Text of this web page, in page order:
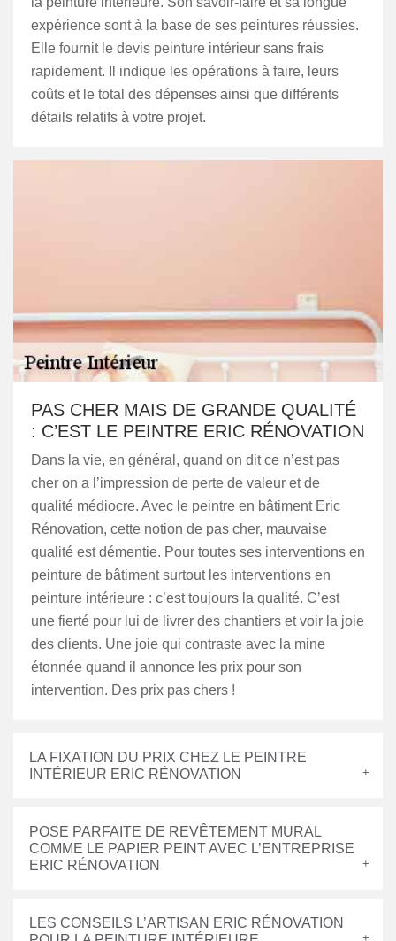
expérience sont à la base de ses peintures réussies.
Elle fournit le devis peinture intérieur sans frais
rapidement. Il indique les opérations à faire, leurs
coûts et le total des dépenses ainsi que différents
détails relatifs à votre projet.
PAS CHER MAIS DE GRANDE QUALITÉ
: C’EST LE PEINTRE ERIC RÉNOVATION
Dans la vie, en général, quand on dit ce n’est pas
cher on a l’impression de perte de valeur et de
qualité médiocre. Avec le peintre en bâtiment Eric
Rénovation, cette notion de pas cher, mauvaise
qualité est démentie. Pour toutes ses interventions en
peinture de bâtiment surtout les interventions en
peinture intérieure : c’est toujours la qualité. C’est
une fierté pour lui de livrer des chantiers et voir la joie
des clients. Une joie qui contraste avec la mine
étonnée quand il annonce les prix pour son
intervention. Des prix pas chers !
LA FIXATION DU PRIX CHEZ LE PEINTRE
INTÉRIEUR ERIC RÉNOVATION
POSE PARFAITE DE REVÊTEMENT MURAL
COMME LE PAPIER PEINT AVEC L’ENTREPRISE
ERIC RÉNOVATION
LES CONSEILS L’ARTISAN ERIC RÉNOVATION